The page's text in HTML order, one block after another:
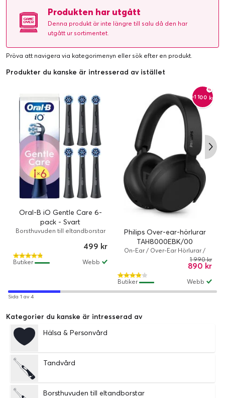
Produkten har utgått
Denna produkt är inte längre till salu då den har
utgått ur sortimentet.
Pröva att navigera via kategorimenyn eller sök efter en produkt.
Produkter du kanske är intresserad av istället
Oral-B iO Gentle Care 6-
pack - Svart
Borsthuvuden till eltandborstar
499 kr
Webb
Butiker
-1 100 kr
Philips Over-ear-hörlurar
TAH8000EBK/00
On-Ear / Over-Ear Hörlurar /
Trådlös, Kabelansluten / ANC /
70 timmar / Hörlurar / Svart
890 kr
1 990 kr
Webb
Butiker
Sida 1 av 4
Kategorier du kanske är intresserad av
Hälsa & Personvård
Tandvård
Borsthuvuden till eltandborstar